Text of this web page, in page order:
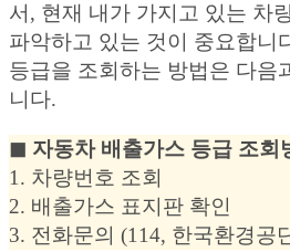
서, 현재 내가 가지고 있는 차
파악하고 있는 것이 중요합니
등급을 조회하는 방법은 다음
니다.
◼︎ 자동차 배출가스 등급 조회
1. 차량번호 조회
2. 배출가스 표지판 확인
3. 전화문의 (114, 한국환경공